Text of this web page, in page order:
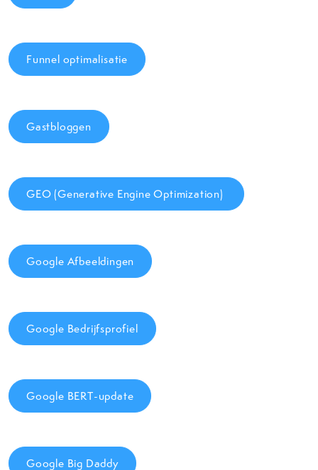
Funnel optimalisatie
Gastbloggen
GEO (Generative Engine Optimization)
Google Afbeeldingen
Google Bedrijfsprofiel
Google BERT-update
Google Big Daddy